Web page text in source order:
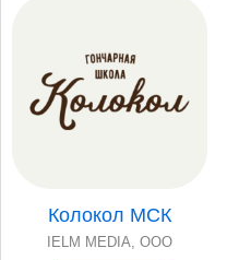
Колокол МСК
IELM MEDIA, OOO